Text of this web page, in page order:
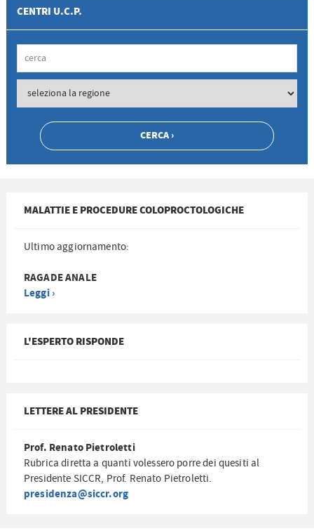
CENTRI U.C.P.
MALATTIE E PROCEDURE COLOPROCTOLOGICHE
Ultimo aggiornamento:
RAGADE ANALE
Leggi ›
L'ESPERTO RISPONDE
LETTERE AL PRESIDENTE
Prof. Renato Pietroletti
Rubrica diretta a quanti volessero porre dei quesiti al
Presidente SICCR, Prof. Renato Pietroletti.
presidenza@siccr.org